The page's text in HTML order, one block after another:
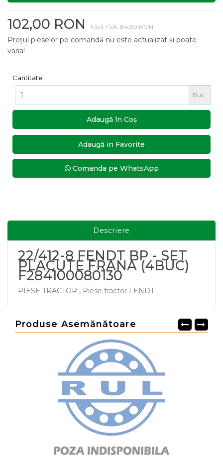
102,00 RON Fără TVA: 84,30 RON
Prețul pieselor pe comandă nu este actualizat și poate
varia!
Cantitate
Buc
Adaugă în Coş
Adaugă in Favorite
Comanda pe WhatsApp
Descriere
22/412-8 FENDT BP - SET
PLACUTE FRANA (4BUC)
F284100080130
PIESE TRACTOR , Piese tractor FENDT
Produse Asemănătoare